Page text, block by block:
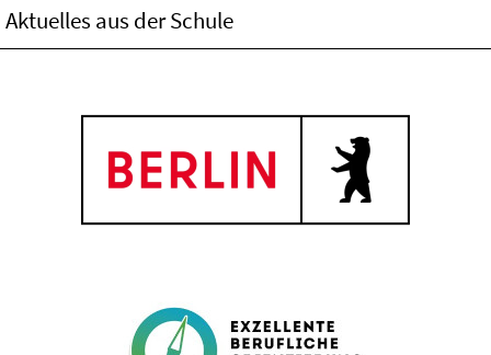
Aktuelles aus der Schule